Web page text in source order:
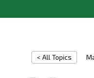
< All Topics